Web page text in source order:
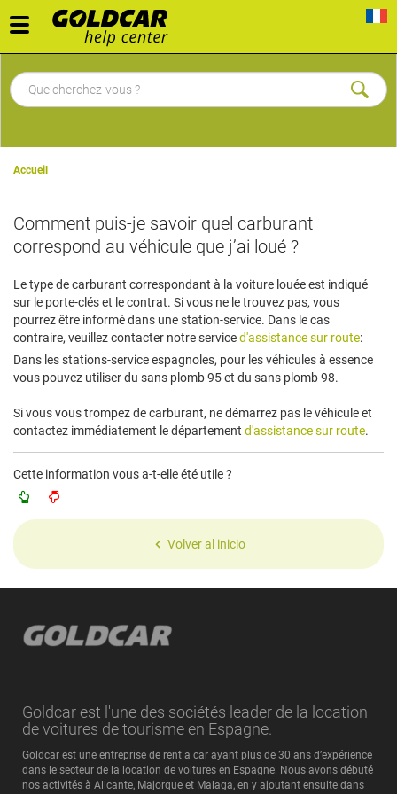
Toggle
navigation
Accueil
Comment puis-je savoir quel carburant
correspond au véhicule que j’ai loué ?
Le type de carburant correspondant à la voiture louée est indiqué
sur le porte-clés et le contrat. Si vous ne le trouvez pas, vous
pourrez être informé dans une station-service. Dans le cas
contraire, veuillez contacter notre serviced'assistance sur route:
Dans les stations-service espagnoles, pour les véhicules à essence
vous pouvez utiliser du sans plomb 95 et du sans plomb 98.
Si vous vous trompez de carburant, ne démarrez pas le véhicule et
contactez immédiatement le département d'assistance sur route.
Cette information vous a-t-elle été utile ?
Volver al inicio
Goldcar est l'une des sociétés leader de la location
de voitures de tourisme en Espagne.
Goldcar est une entreprise de rent a car ayant plus de 30 ans d’expérience
dans le secteur de la location de voitures en Espagne. Nous avons débuté
nos activités à Alicante, Majorque et Malaga, en y ajoutant ensuite dans